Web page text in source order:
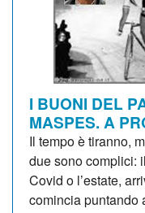
I BUONI DEL
MASPES. A
Il tempo è tiranno,
due sono complici:
Covid o l’estate,
comincia puntando